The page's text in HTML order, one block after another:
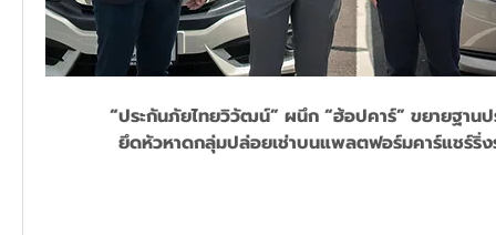
“ประกันภัยไทยวิวัฒน์” ผนึก “ฮ้อปคาร์” ขยายฐาน
ยึดหัวหาดกลุ่มปล่อยเช่าบนแพลตฟอร์มคาร์แชร์ริ่ง